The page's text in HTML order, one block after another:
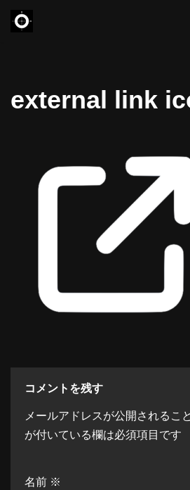
ン
external link
コメントを残す
メールアドレスが公開されるこ
が付いている欄は必須項目です
名前 ※